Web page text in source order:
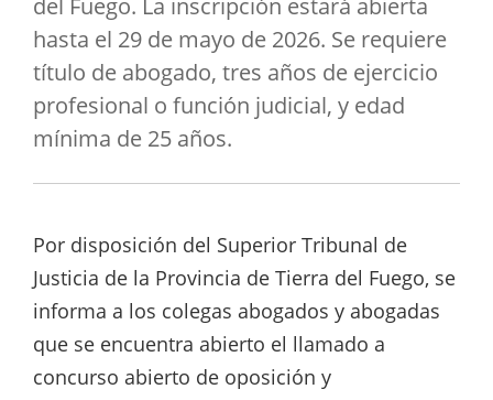
del Fuego. La inscripción estará abierta
hasta el 29 de mayo de 2026. Se requiere
título de abogado, tres años de ejercicio
profesional o función judicial, y edad
mínima de 25 años.
Por disposición del Superior Tribunal de
Justicia de la Provincia de Tierra del Fuego, se
informa a los colegas abogados y abogadas
que se encuentra abierto el llamado a
concurso abierto de oposición y